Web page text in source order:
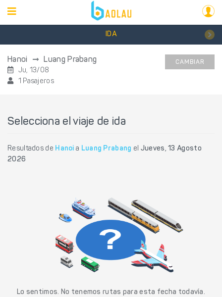
IDA
Hanoi Luang Prabang
Ju, 13/08
1 Pasajeros
CAMBIAR
Selecciona el viaje de ida
Resultados de Hanoi a Luang Prabang el Jueves, 13 Agosto
2026
Lo sentimos. No tenemos rutas para esta fecha todavía.